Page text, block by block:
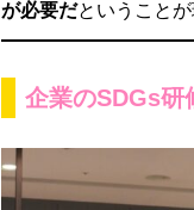
が必要だということが
企業のSDGs研